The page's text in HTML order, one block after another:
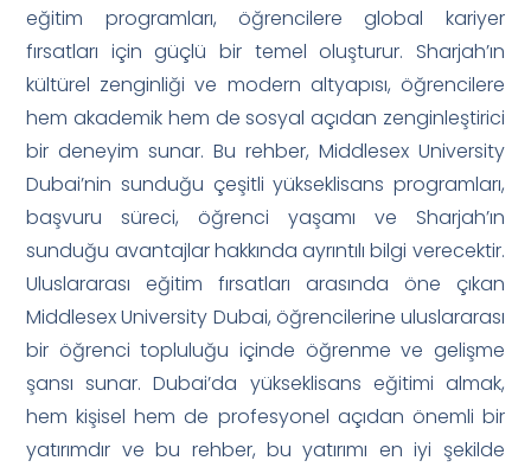
eğitim programları, öğrencilere global kariyer
fırsatları için güçlü bir temel oluşturur. Sharjah’ın
kültürel zenginliği ve modern altyapısı, öğrencilere
hem akademik hem de sosyal açıdan zenginleştirici
bir deneyim sunar. Bu rehber, Middlesex University
Dubai’nin sunduğu çeşitli yükseklisans programları,
başvuru süreci, öğrenci yaşamı ve Sharjah’ın
sunduğu avantajlar hakkında ayrıntılı bilgi verecektir.
Uluslararası eğitim fırsatları arasında öne çıkan
Middlesex University Dubai, öğrencilerine uluslararası
bir öğrenci topluluğu içinde öğrenme ve gelişme
şansı sunar. Dubai’da yükseklisans eğitimi almak,
hem kişisel hem de profesyonel açıdan önemli bir
yatırımdır ve bu rehber, bu yatırımı en iyi şekilde